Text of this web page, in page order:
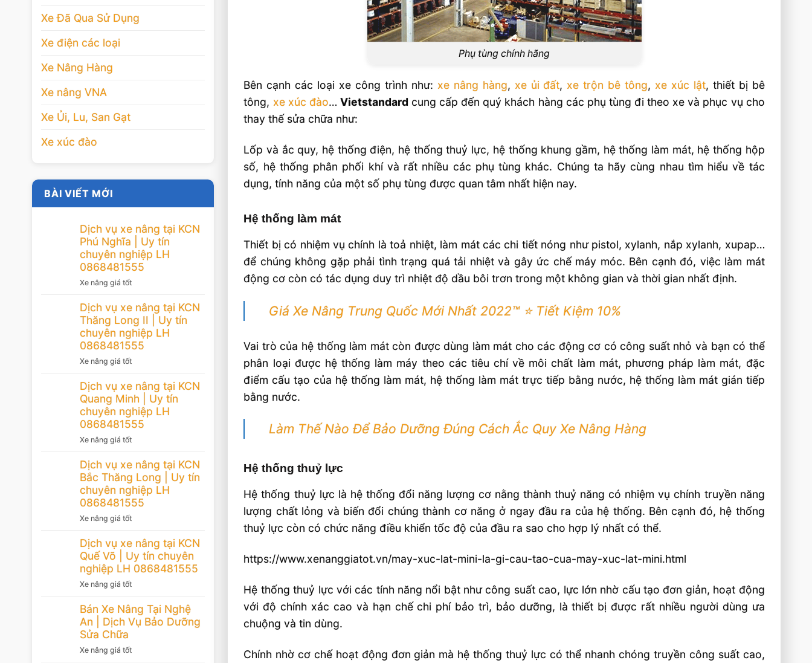
Xe Đã Qua Sử Dụng
Xe điện các loại
Xe Nâng Hàng
Xe nâng VNA
Xe Ủi, Lu, San Gạt
Xe xúc đào
BÀI VIẾT MỚI
Dịch vụ xe nâng tại KCN
Phú Nghĩa | Uy tín
chuyên nghiệp LH
0868481555
Xe nâng giá tốt
Dịch vụ xe nâng tại KCN
Thăng Long II | Uy tín
chuyên nghiệp LH
0868481555
Xe nâng giá tốt
Dịch vụ xe nâng tại KCN
Quang Minh | Uy tín
chuyên nghiệp LH
0868481555
Xe nâng giá tốt
Dịch vụ xe nâng tại KCN
Bắc Thăng Long | Uy tín
chuyên nghiệp LH
0868481555
Xe nâng giá tốt
Dịch vụ xe nâng tại KCN
Quế Võ | Uy tín chuyên
nghiệp LH 0868481555
Xe nâng giá tốt
Bán Xe Nâng Tại Nghệ
An | Dịch Vụ Bảo Dưỡng
Sửa Chữa
Xe nâng giá tốt
Phụ tùng chính hãng
Bên cạnh các loại xe công trình như: xe nâng hàng, xe ủi đất, xe trộn bê tông, xe xúc lật, thiết bị bê
tông, xe xúc đào… Vietstandard cung cấp đến quý khách hàng các phụ tùng đi theo xe và phục vụ cho
thay thế sửa chữa như:
Lốp và ắc quy, hệ thống điện, hệ thống thuỷ lực, hệ thống khung gầm, hệ thống làm mát, hệ thống hộp
số, hệ thống phân phối khí và rất nhiều các phụ tùng khác. Chúng ta hãy cùng nhau tìm hiểu về tác
dụng, tính năng của một số phụ tùng được quan tâm nhất hiện nay.
Hệ thống làm mát
Thiết bị có nhiệm vụ chính là toả nhiệt, làm mát các chi tiết nóng như pistol, xylanh, nắp xylanh, xupap…
để chúng không gặp phải tình trạng quá tải nhiệt và gây ức chế máy móc. Bên cạnh đó, việc làm mát
động cơ còn có tác dụng duy trì nhiệt độ dầu bôi trơn trong một không gian và thời gian nhất định.
Giá Xe Nâng Trung Quốc Mới Nhất 2022™ ⭐️ Tiết Kiệm 10%
Vai trò của hệ thống làm mát còn được dùng làm mát cho các động cơ có công suất nhỏ và bạn có thể
phân loại được hệ thống làm máy theo các tiêu chí về môi chất làm mát, phương pháp làm mát, đặc
điểm cấu tạo của hệ thống làm mát, hệ thống làm mát trực tiếp bằng nước, hệ thống làm mát gián tiếp
bằng nước.
Làm Thế Nào Để Bảo Dưỡng Đúng Cách Ắc Quy Xe Nâng Hàng
Hệ thống thuỷ lực
Hệ thống thuỷ lực là hệ thống đổi năng lượng cơ nằng thành thuỷ năng có nhiệm vụ chính truyền năng
lượng chất lỏng và biến đổi chúng thành cơ năng ở ngay đầu ra của hệ thống. Bên cạnh đó, hệ thống
thuỷ lực còn có chức năng điều khiển tốc độ của đầu ra sao cho hợp lý nhất có thể.
https://www.xenanggiatot.vn/may-xuc-lat-mini-la-gi-cau-tao-cua-may-xuc-lat-mini.html
Hệ thống thuỷ lực với các tính năng nổi bật như công suất cao, lực lớn nhờ cấu tạo đơn giản, hoạt động
với độ chính xác cao và hạn chế chi phí bảo trì, bảo dưỡng, là thiết bị được rất nhiều người dùng ưa
chuộng và tin dùng.
Chính nhờ cơ chế hoạt động đơn giản mà hệ thống thuỷ lực có thể nhanh chóng truyền công suất cao,